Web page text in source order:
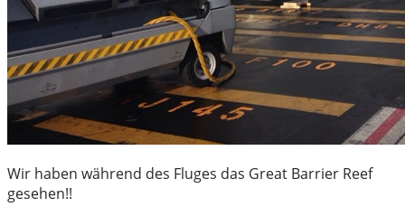
Wir haben während des Fluges das Great Barrier Reef
gesehen!!